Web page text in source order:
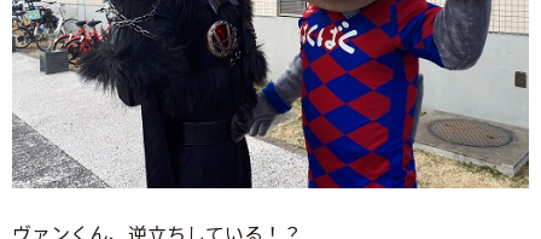
ヴァンくん、逆立ちしている！？